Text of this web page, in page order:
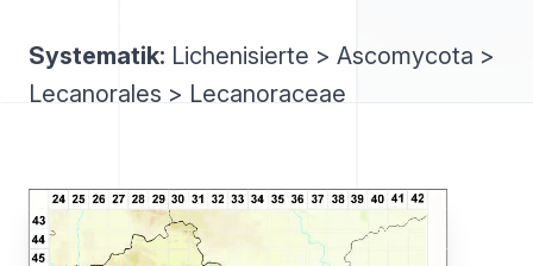
Systematik: Lichenisierte > Ascomycota >
Lecanorales > Lecanoraceae